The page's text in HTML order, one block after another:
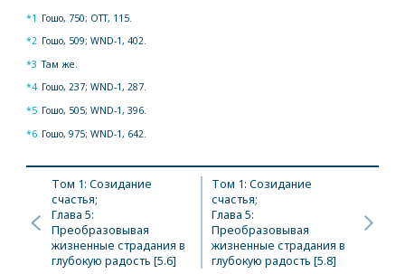
*1 Гошо, 750; ОТТ, 115.
*2 Гошо, 509; WND-1, 402.
*3 Там же.
*4 Гошо, 237; WND-1, 287.
*5 Гошо, 505; WND-1, 396.
*6 Гошо, 975; WND-1, 642.
Том 1: Созидание
счастья;
Глава 5:
Преобразовывая
жизненные страдания в
глубокую радость [5.6]
Том 1: Созидание
счастья;
Глава 5:
Преобразовывая
жизненные страдания в
глубокую радость [5.8]